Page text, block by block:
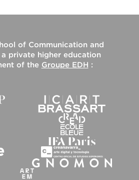
of Communication and
a private higher education
of the Groupe EDH :